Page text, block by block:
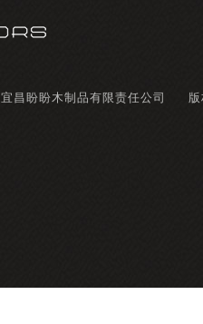
宜昌盼盼木制品有限责任公司